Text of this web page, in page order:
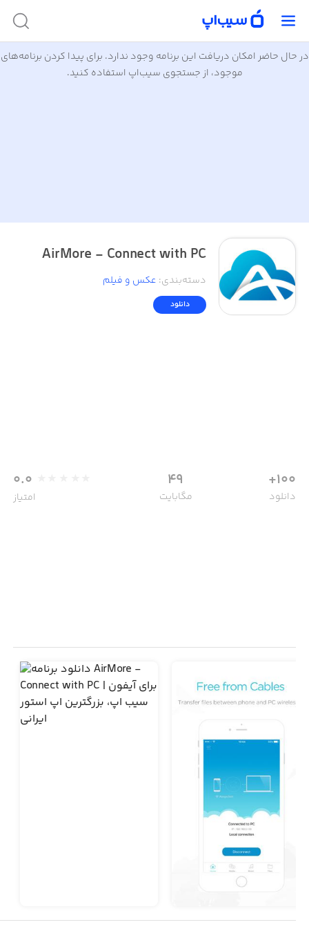
در حال حاضر امکان دریافت این برنامه وجود ندارد. برای پیدا کردن برنامه‌های
موجود، از جستجوی سیب‌اپ استفاده کنید.
AirMore - Connect with PC
دسته‌بندی: عکس و فیلم
دانلود
100+
دانلود
49
مگابایت
0.0
امتیاز